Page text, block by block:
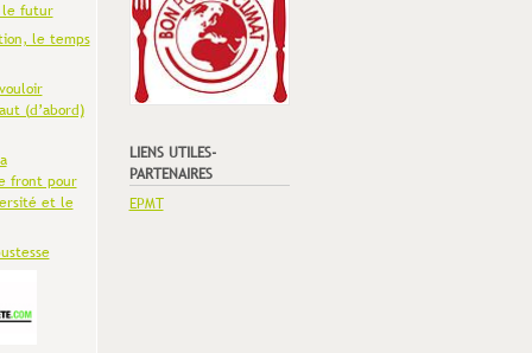
le futur
le temps
(d’abord)
front pour
et le
LIENS UTILES-
PARTENAIRES
EPMT